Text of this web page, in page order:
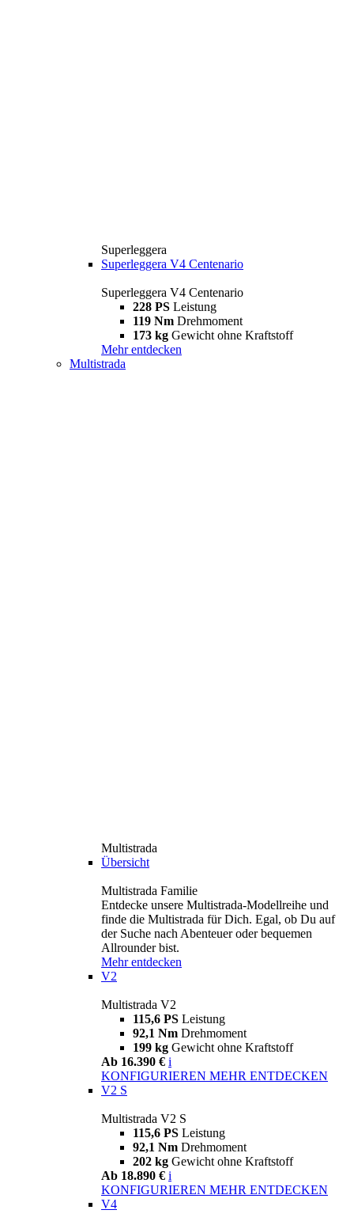
Superleggera
Superleggera V4 Centenario
Superleggera V4 Centenario
228 PS Leistung
119 Nm Drehmoment
173 kg Gewicht ohne Kraftstoff
Mehr entdecken
Multistrada
Multistrada
Übersicht
Multistrada Familie
Entdecke unsere Multistrada-Modellreihe und
finde die Multistrada für Dich. Egal, ob Du auf
der Suche nach Abenteuer oder bequemen
Allrounder bist.
Mehr entdecken
V2
Multistrada V2
115,6 PS Leistung
92,1 Nm Drehmoment
199 kg Gewicht ohne Kraftstoff
Ab 16.390 € i
KONFIGURIEREN MEHR ENTDECKEN
V2 S
Multistrada V2 S
115,6 PS Leistung
92,1 Nm Drehmoment
202 kg Gewicht ohne Kraftstoff
Ab 18.890 € i
KONFIGURIEREN MEHR ENTDECKEN
V4